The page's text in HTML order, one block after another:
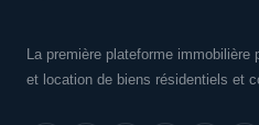
La première plateforme
et location de biens résidentiels et